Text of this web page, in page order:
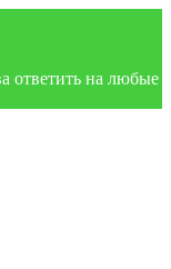
ответить на любые